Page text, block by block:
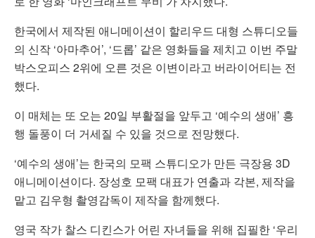
한국에서 제작된 애니메이션이 할리우드 대형 스튜디오들
의 신작 ‘아마추어’, ‘드롭’ 같은 영화들을 제치고 이번 주말
박스오피스 2위에 오른 것은 이변이라고 버라이어티는 전
했다.
이 매체는 또 오는 20일 부활절을 앞두고 ‘예수의 생애’ 흥
행 돌풍이 더 거세질 수 있을 것으로 전망했다.
‘예수의 생애’는 한국의 모팩 스튜디오가 만든 극장용 3D
애니메이션이다. 장성호 모팩 대표가 연출과 각본, 제작을
맡고 김우형 촬영감독이 제작을 함께했다.
영국 작가 찰스 디킨스가 어린 자녀들을 위해 집필한 ‘우리